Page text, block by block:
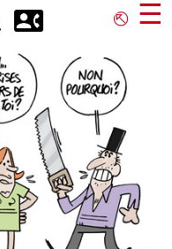
⎋ ☰